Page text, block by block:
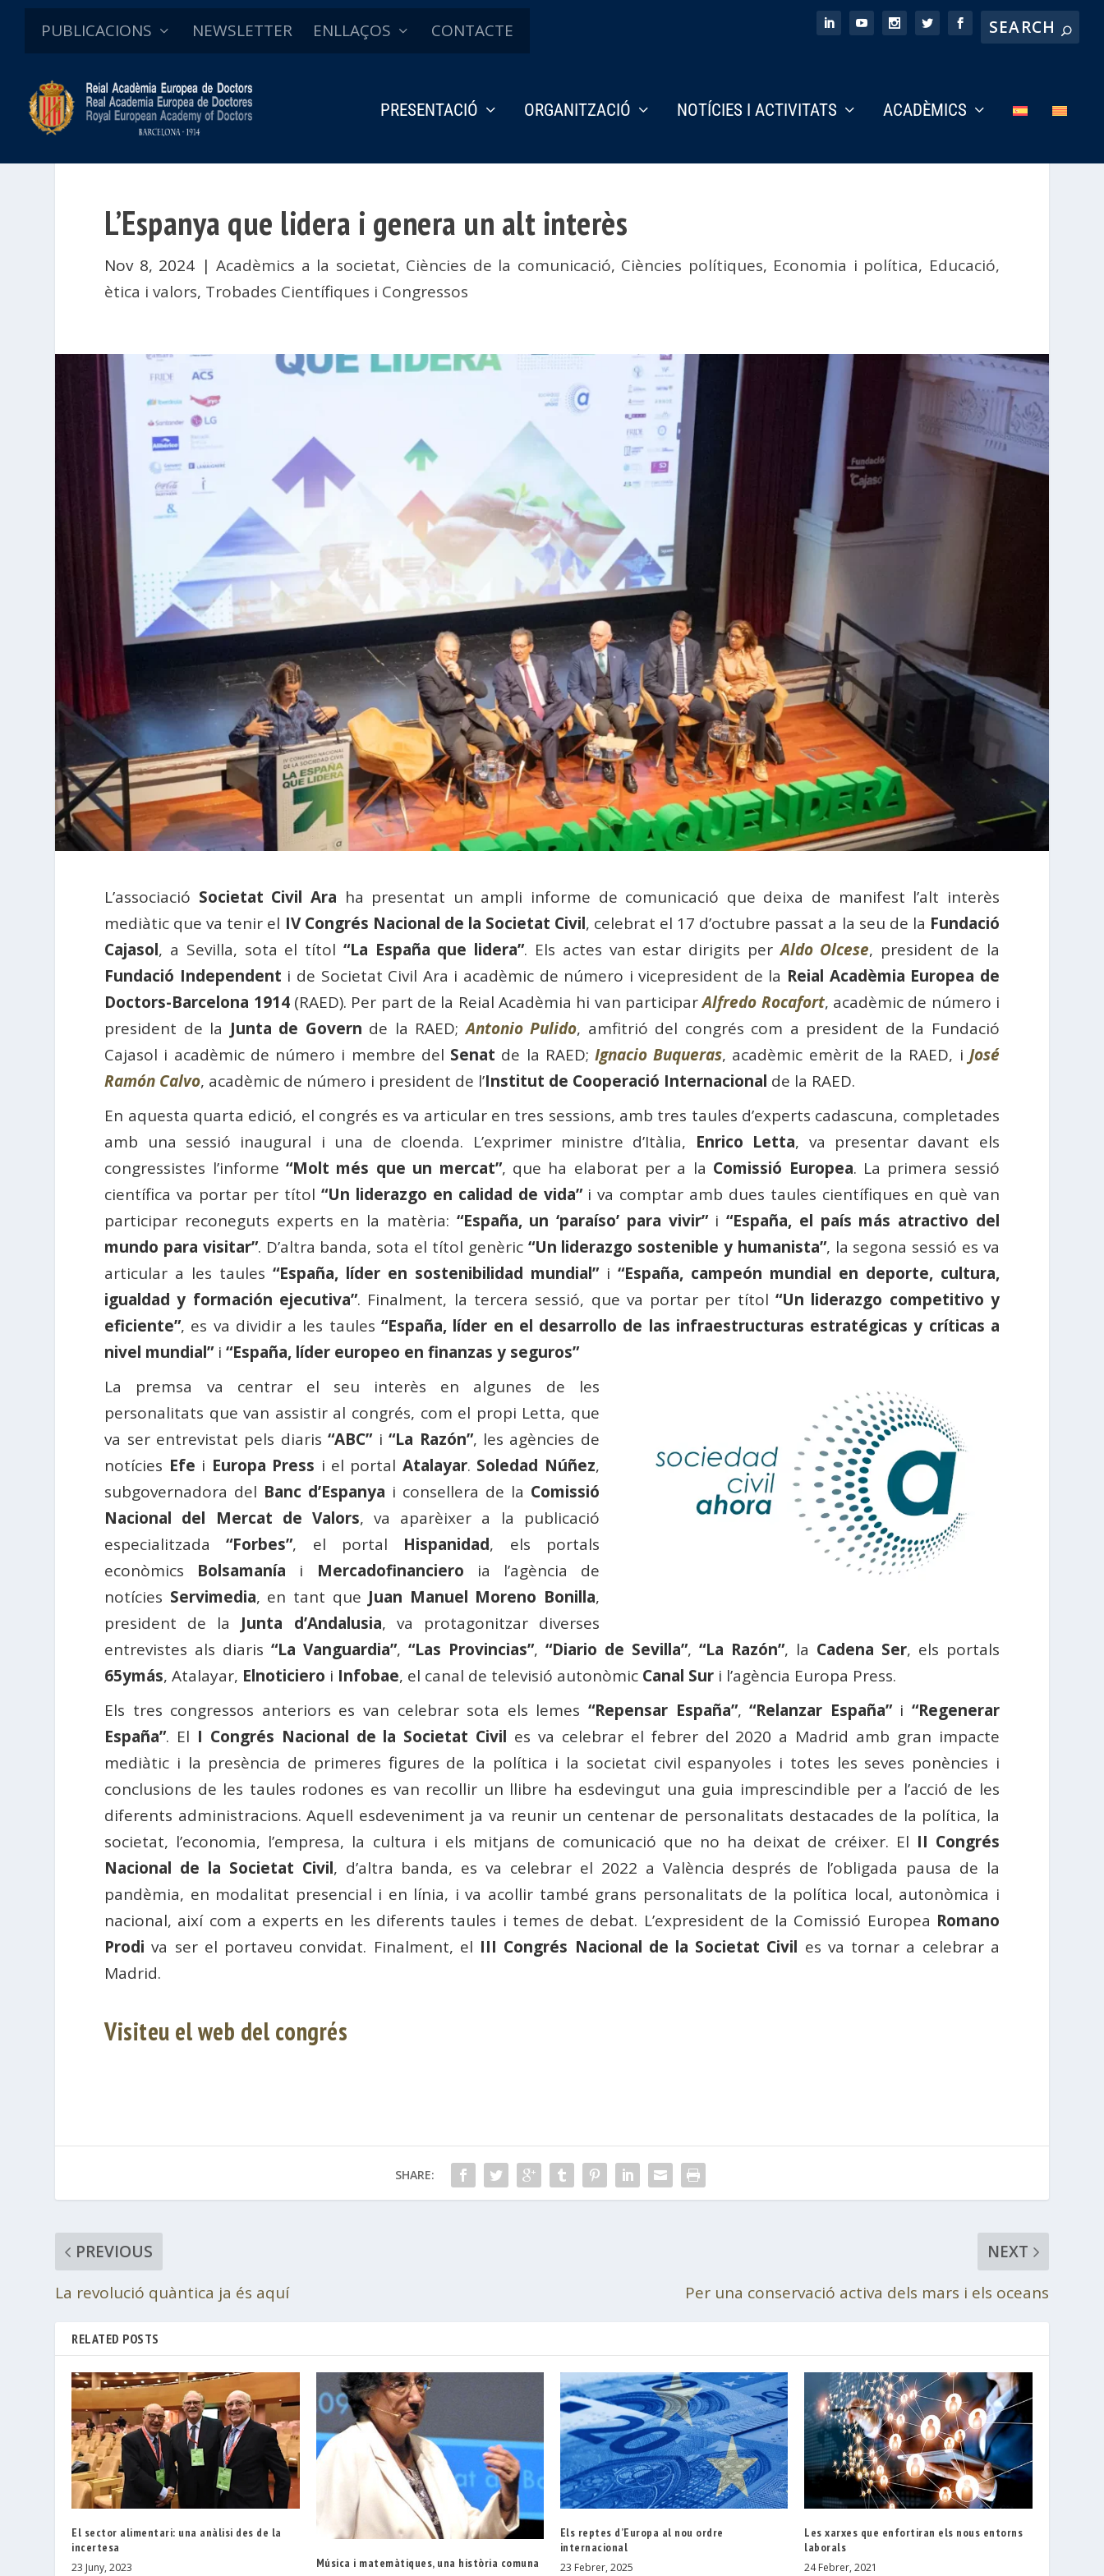
PUBLICACIONS NEWSLETTER ENLLAÇOS CONTACTE
PRESENTACIÓ ORGANITZACIÓ NOTÍCIES I ACTIVITATS ACADÈMICS
L’Espanya que lidera i genera un alt interès
Nov 8, 2024 |Acadèmics a la societat, Ciències de la comunicació, Ciències polítiques, Economia i política, Educació,
ètica i valors, Trobades Científiques i Congressos
L’associació Societat Civil Ara ha presentat un ampli informe de comunicació que deixa de manifest l’alt interès
mediàtic que va tenir el IV Congrés Nacional de la Societat Civil, celebrat el 17 d’octubre passat a la seu de la Fundació
Cajasol, a Sevilla, sota el títol “La España que lidera”. Els actes van estar dirigits perAldo Olcese, president de la
Fundació Independent i de Societat Civil Ara i acadèmic de número i vicepresident de la Reial Acadèmia Europea de
Doctors-Barcelona 1914(RAED). Per part de la Reial Acadèmia hi van participarAlfredo Rocafort, acadèmic de número i
president de la Junta de Govern de la RAED;Antonio Pulido, amfitrió del congrés com a president de la Fundació
Cajasol i acadèmic de número i membre del Senat de la RAED; Ignacio Buqueras, acadèmic emèrit de la RAED, i José
Ramón Calvo, acadèmic de número i president de l’Institut de Cooperació Internacional de la RAED.
En aquesta quarta edició, el congrés es va articular en tres sessions, amb tres taules d’experts cadascuna, completades
amb una sessió inaugural i una de cloenda. L’exprimer ministre d’Itàlia, Enrico Letta, va presentar davant els
congressistes l’informe “Molt més que un mercat”, que ha elaborat per a la Comissió Europea. La primera sessió
científica va portar per títol “Un liderazgo en calidad de vida”i va comptar amb dues taules científiques en què van
participar reconeguts experts en la matèria: “España, un ‘paraíso’ para vivir”i“España, el país más atractivo del
mundo para visitar”. D’altra banda, sota el títol genèric “Un liderazgo sostenible y humanista”, la segona sessió es va
articular a les taules “España, líder en sostenibilidad mundial”i “España, campeón mundial en deporte, cultura,
igualdad y formación ejecutiva”. Finalment, la tercera sessió, que va portar per títol “Un liderazgo competitivo y
eficiente”, es va dividir a les taules “España, líder en el desarrollo de las infraestructuras estratégicas y críticas a
nivel mundial”i“España, líder europeo en finanzas y seguros”
La premsa va centrar el seu interès en algunes de les
personalitats que van assistir al congrés, com el propi Letta, que
va ser entrevistat pels diaris “ABC”i“La Razón”, les agències de
notícies Efe i Europa Press i el portal Atalayar. Soledad Núñez,
subgovernadora del Banc d’Espanya i consellera de la Comissió
Nacional del Mercat de Valors, va aparèixer a la publicació
especialitzada“Forbes”, el portal Hispanidad, els portals
econòmics Bolsamanía i Mercadofinanciero ia l’agència de
notícies Servimedia, en tant que Juan Manuel Moreno Bonilla,
president de la Junta d’Andalusia, va protagonitzar diverses
entrevistes als diaris“La Vanguardia”,“Las Provincias”,“Diario de Sevilla”,“La Razón”, la Cadena Ser, els portals
65ymás, Atalayar, Elnoticiero i Infobae, el canal de televisió autonòmic Canal Sur i l’agència Europa Press.
Els tres congressos anteriors es van celebrar sota els lemes “Repensar España”,“Relanzar España”i “Regenerar
España”. El I Congrés Nacional de la Societat Civil es va celebrar el febrer del 2020 a Madrid amb gran impacte
mediàtic i la presència de primeres figures de la política i la societat civil espanyoles i totes les seves ponències i
conclusions de les taules rodones es van recollir un llibre ha esdevingut una guia imprescindible per a l’acció de les
diferents administracions. Aquell esdeveniment ja va reunir un centenar de personalitats destacades de la política, la
societat, l’economia, l’empresa, la cultura i els mitjans de comunicació que no ha deixat de créixer. El II Congrés
Nacional de la Societat Civil, d’altra banda, es va celebrar el 2022 a València després de l’obligada pausa de la
pandèmia, en modalitat presencial i en línia, i va acollir també grans personalitats de la política local, autonòmica i
nacional, així com a experts en les diferents taules i temes de debat. L’expresident de la Comissió Europea Romano
Prodi va ser el portaveu convidat. Finalment, el III Congrés Nacional de la Societat Civil es va tornar a celebrar a
Madrid.
Visiteu el web del congrés
SHARE:
PREVIOUS
La revolució quàntica ja és aquí
NEXT
Per una conservació activa dels mars i els oceans
RELATED POSTS
El sector alimentari: una anàlisi des de la
incertesa
23 Juny, 2023 Música i matemàtiques, una història comuna
Els reptes d’Europa al nou ordre
internacional
23 Febrer, 2025
Les xarxes que enfortiran els nous entorns
laborals
24 Febrer, 2021